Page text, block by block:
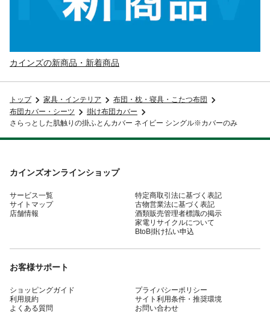
カインズの新商品・新着商品
トップ 家具・インテリア
布団・枕・寝具・こたつ布団
布団カバー・シーツ
掛け布団カバー
さらっとした肌触りの掛ふとんカバー ネイビー シングル※カバーのみ
カインズオンラインショップ
サービス一覧
サイトマップ
店舗情報
特定商取引法に基づく表記
古物営業法に基づく表記
酒類販売管理者標識の掲示
家電リサイクルについて
BtoB掛け払い申込
お客様サポート
ショッピングガイド
利用規約
よくある質問
プライバシーポリシー
サイト利用条件・推奨環境
お問い合わせ